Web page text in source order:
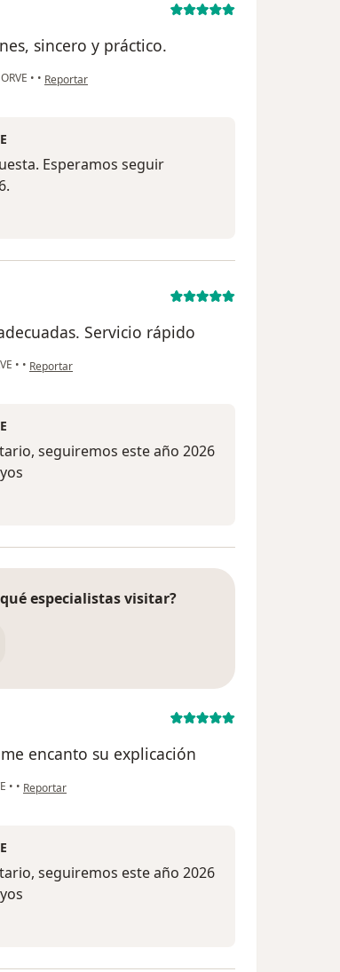
sincero y práctico.
• • en opinión del usuario Catalina oyos
Reportar
Esperamos seguir
Servicio rápido
• • en opinión del usuario John Mario
Reportar
seguiremos este año 2026
especialistas visitar?
encanto su explicación
• • en opinión del usuario Rogelio Gonzalez
Reportar
seguiremos este año 2026